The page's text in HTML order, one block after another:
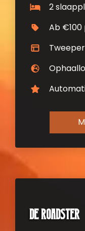
2
Ab €100
De Roadster